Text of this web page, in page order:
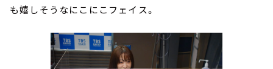
も嬉しそうなにこにこフェイス。